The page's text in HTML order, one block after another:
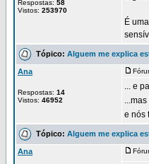
Respostas: 58
Vistos: 253970
É
Tópico: Alguem me explica
Ana
Respostas: 14
Vistos: 46952
... e
e nós
Tópico: Alguem me explica
Ana